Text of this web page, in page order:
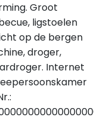
Groot
ligstoelen
op de bergen
droger,
Internet